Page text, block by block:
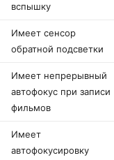
вспышку
Имеет сенсор
обратной подсветки
Имеет непрерывный
автофокус при записи
фильмов
Имеет
автофокусировку